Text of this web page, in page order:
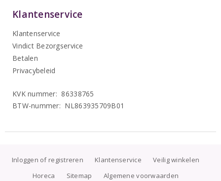
Klantenservice
Klantenservice
Vindict Bezorgservice
Betalen
Privacybeleid
KVK nummer: 86338765
BTW-nummer: NL863935709B01
Inloggen of registreren Klantenservice
Veilig winkelen
Horeca
Sitemap Algemene voorwaarden